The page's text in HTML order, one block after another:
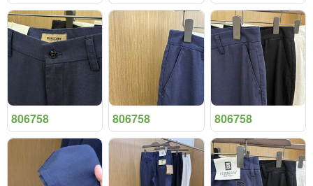
806758 806758 806758